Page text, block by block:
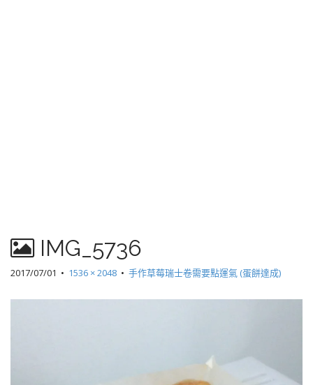
IMG_5736
2017/07/01 • 1536 × 2048 • 手作草莓瑞士卷需要點運氣 (蛋餅達成)